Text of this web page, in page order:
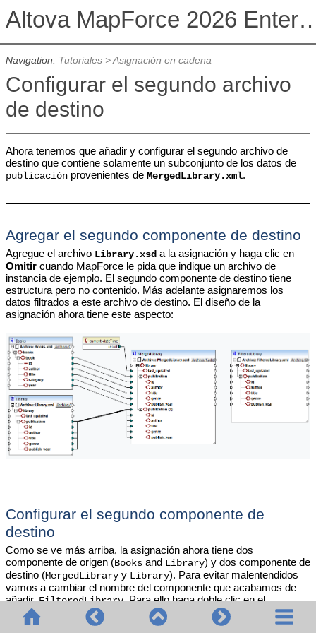
Altova MapForce 2026
Navigation: Tutoriales>Asignación en cadena
Configurar el segundo archivo
de destino
Ahora tenemos que añadir y configurar el segundo archivo de
destino que contiene solamente un subconjunto de los datos de
publicaciónprovenientes de MergedLibrary.xml.
Agregar el segundo componente de destino
Agregue el archivo Library.xsda la asignación y haga clic en
Omitircuando MapForce le pida que indique un archivo de
instancia de ejemplo. El segundo componente de destino tiene
estructura pero no contenido. Más adelante asignaremos los
datos filtrados a este archivo de destino. El diseño de la
asignación ahora tiene este aspecto:
Configurar el segundo componente de
destino
Como se ve más arriba, la asignación ahora tiene dos
componente de origen (Booksand Library) y dos componente de
destino (MergedLibraryy Library). Para evitar malentendidos
vamos a cambiar el nombre del componente que acabamos de
añadir,FilteredLibrary. Para ello haga doble clic en el
encabezado del componente que hay más a la derecha y edite su
configuración
como sigue: